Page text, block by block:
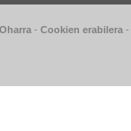
- Cookien erabilera -